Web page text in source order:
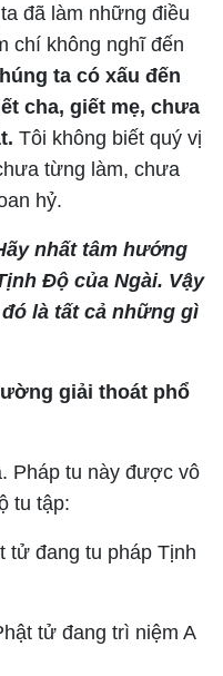
đã làm những điều
chí không nghĩ đến
ta có xấu đến
cha, giết mẹ, chưa
Tôi không biết quý vị
từng làm, chưa
hỷ.
nhất tâm hướng
Độ của Ngài. Vậy
là tất cả những gì
giải thoát phổ
Pháp tu này được vô
tu tập:
tử đang tu pháp Tịnh
tử đang trì niệm A